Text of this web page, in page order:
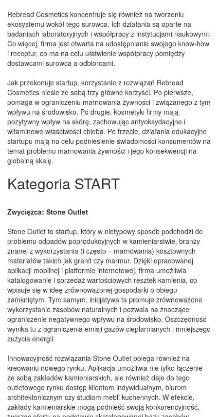
Rebread Cosmetics koncentruje się również na tworzeniu
ekosystemu wokół tego surowca. Ich działania są oparte na
badaniach laboratoryjnych i współpracy z instytucjami naukowymi.
Co więcej, firma jest otwarta na udostępnianie swojego know-how
i receptur, co ma na celu ułatwienie współpracy pomiędzy
dostawcami surowca a odbiorcami.
Jak przekonuje startup, korzystanie z rozwiązań Rebread
Cosmetics niesie ze sobą trzy główne korzyści. Po pierwsze,
pomaga w ograniczeniu marnowania żywności i związanego z tym
wpływu na środowisko. Po drugie, kosmetyki firmy mają
pozytywny wpływ na skórę, zachowując antyoksydacyjne i
witaminowe właściwości chleba. Po trzecie, działania edukacyjne
startupu mają na celu podniesienie świadomości konsumentów na
temat problemu marnowania żywności i jego konsekwencji na
globalną skalę.
Kategoria START
Zwycięzca: Stone Outlet
Stone Outlet to startup, który w nietypowy sposób podchodzi do
problemu odpadów poprodukcyjnych w kamieniarstwie, branży
znanej z wykorzystania (i często – marnowania) kosztownych
materiałów takich jak granit czy marmur. Dzięki opracowanej
aplikacji mobilnej i platformie internetowej, firma umożliwia
katalogowanie i sprzedaż wartościowych resztek kamienia, co
wpisuje się w ideę zrównoważonej gospodarki o obiegu
zamkniętym. Tym samym, inicjatywa ta promuje zrównoważone
wykorzystanie zasobów naturalnych i pozwala na znaczące
ograniczenie negatywnego wpływu na środowisko. Oszczędność
wynika tu z ograniczenia emisji gazów cieplarnianych i mniejszego
zużycia energii.
Innowacyjność rozwiązania Stone Outlet polega również na
kreowaniu nowego rynku. Aplikacja umożliwia nie tylko łączenie
ze sobą zakładów kamieniarskich, ale również daje do tego
outletowego rynku dostęp klientom indywidualnym, biurom
architektonicznym czy studiom mebli kuchennych. W efekcie,
zakłady kamieniarskie mogą podnieść swoją konkurencyjność,